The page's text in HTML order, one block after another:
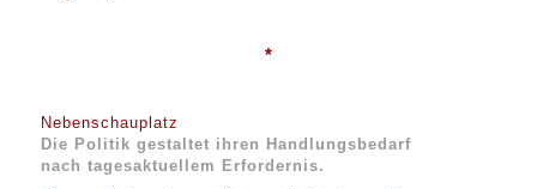
*
Nebenschauplatz
Die Politik gestaltet ihren Handlungsbedarf
nach tagesaktuellem Erfordernis.